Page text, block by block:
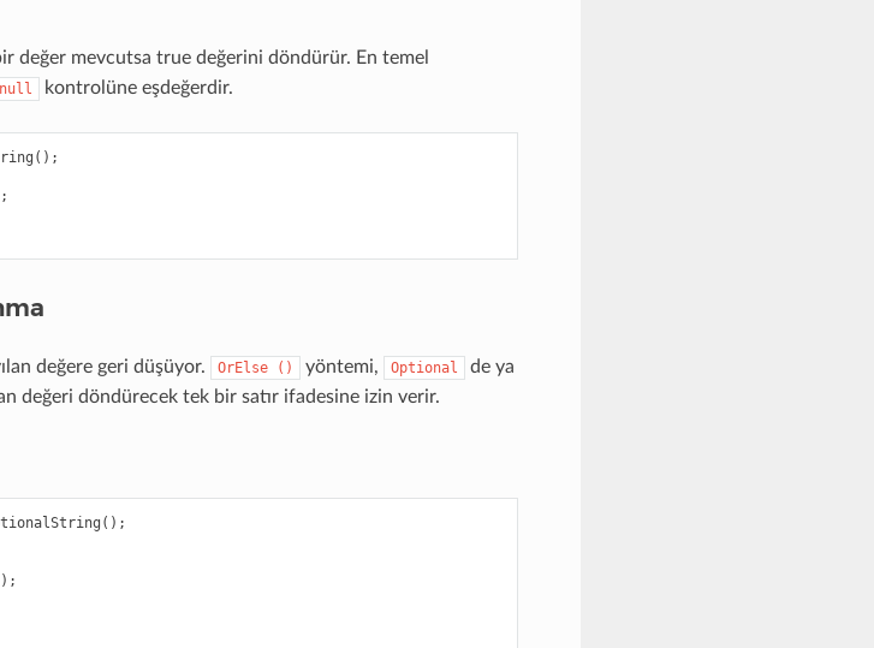
değer mevcutsa true değerini döndürür. En temel
null kontrolüne eşdeğerdir.
();
değere geri düşüyor. OrElse () yöntemi, Optional
de ya
değeri döndürecek tek bir satır ifadesine izin verir.
();